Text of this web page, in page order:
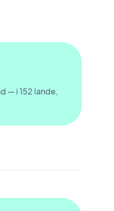
— i 152 lande,